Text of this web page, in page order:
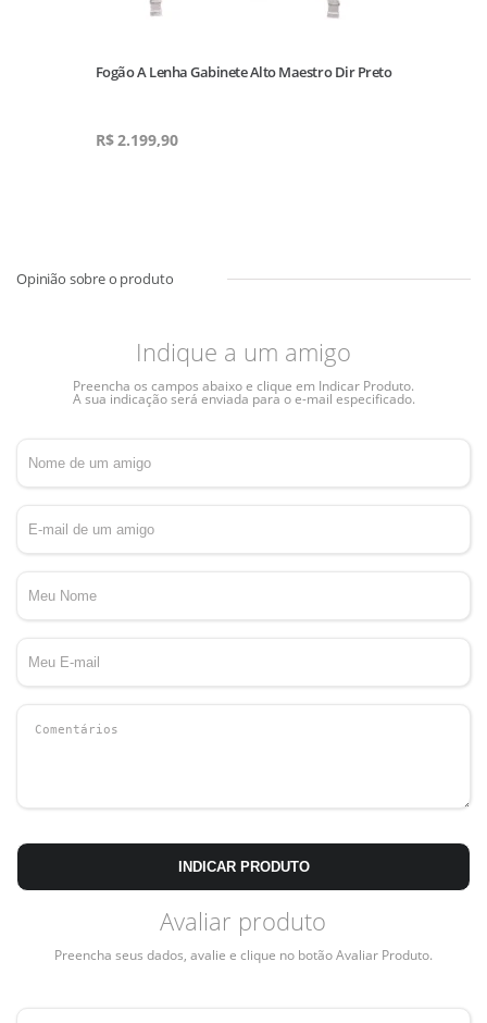
Fogão A Lenha Gabinete Alto Maestro Dir Preto
R$2.199,90
Indique a um amigo
Preencha os campos abaixo e clique em Indicar Produto.
A sua indicação será enviada para o e-mail especificado.
INDICAR PRODUTO
Avaliar produto
Preencha seus dados, avalie e clique no botão Avaliar Produto.